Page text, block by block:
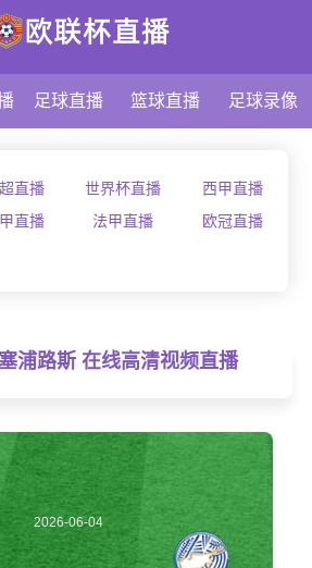
足球直播 篮球直播 足球录像
直播 世界杯直播
西甲直播
直播 法甲直播
欧冠直播
浦路斯 在线高清视频直播
2026-06-04